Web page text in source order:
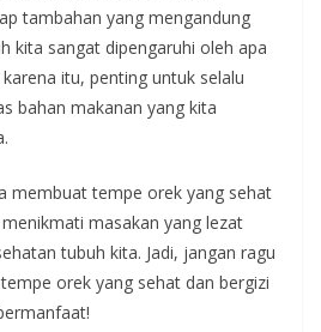
tambahan yang mengandung
kita sangat dipengaruhi oleh apa
itu, penting untuk selalu
bahan makanan yang kita
membuat tempe orek yang sehat
masakan yang lezat
tubuh kita. Jadi, jangan ragu
orek yang sehat dan bergizi